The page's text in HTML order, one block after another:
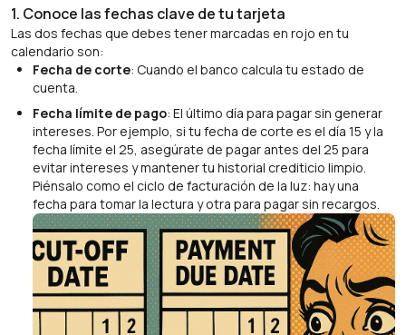
1. Conoce las fechas clave de tu tarjeta
Las dos fechas que debes tener marcadas en rojo en tu
calendario son:
Fecha de corte: Cuando el banco calcula tu estado de
cuenta.
Fecha límite de pago: El último día para pagar sin generar
intereses. Por ejemplo, si tu fecha de corte es el día 15 y la
fecha límite el 25, asegúrate de pagar antes del 25 para
evitar intereses y mantener tu historial crediticio limpio.
Piénsalo como el ciclo de facturación de la luz: hay una
fecha para tomar la lectura y otra para pagar sin recargos.